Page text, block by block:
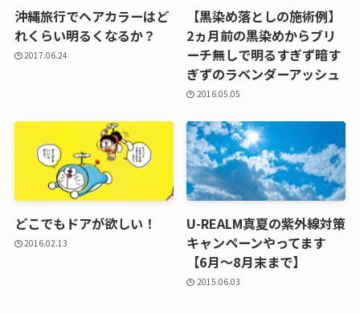
沖縄旅行でヘアカラーはど
れくらい明るくなるか？
2017.06.24
【黒染め落としの施術例】
2ヵ月前の黒染めからブリ
ーチ無しで明るすぎず暗す
ぎずのラベンダーアッシュ
2016.05.05
どこでもドアが欲しい！
2016.02.13
U-REALM真夏の紫外線対策
キャンペーンやってます
【6月～8月末まで】
2015.06.03